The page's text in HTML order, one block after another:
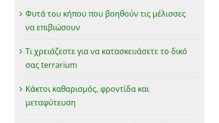
Φυτά του κήπου που βοηθούν τις μέλισσες
να επιβιώσουν
Τι χρειάζεστε για να κατασκευάσετε το δικό
σας terrarium
Κάκτοι καθαρισμός, φροντίδα και
μεταφύτευση